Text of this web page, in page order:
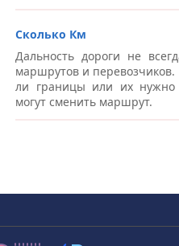
Сколько Км
Дальность дороги не
маршрутов и
ли границы или их нужно
могут сменить маршрут.